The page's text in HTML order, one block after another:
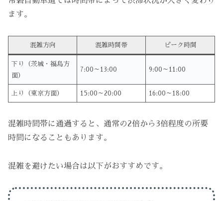
ます。
混雑方向 混雑時間帯 ピーク時間
下り（茨城・福島方
面）
7:00～13:00 9:00～11:00
上り（東京方面） 15:00～20:00 16:00～18:00
混雑時間帯に通過すると、通常の2倍から3倍程度の所要
時間になることもあります。
混雑を避けたい場合は以下がおすすめです。